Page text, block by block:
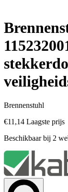
Brennenstuhl
€11,14 Laagste prijs
Beschikbaar bij 2